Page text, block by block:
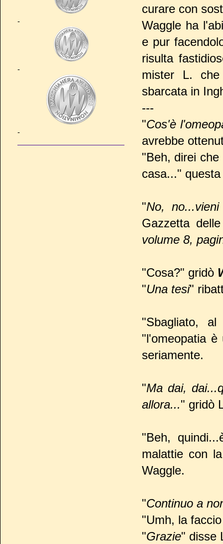
curare con
Waggle ha
e pur
risulta
mister L. che
sbarcata in
---
"Cos'è
avrebbe
"Beh, direi
casa..."
"No,
Gazzetta
volume 8,
"Cosa?" gridò
"Una tesi"
"Sbagliato,
"l'omeopatia è
seriamente.
"Ma dai,
allora..." gridò
"Beh,
malattie con
Waggle.
"Continuo a
"Umh, la
"Grazie" disse
-
-
-